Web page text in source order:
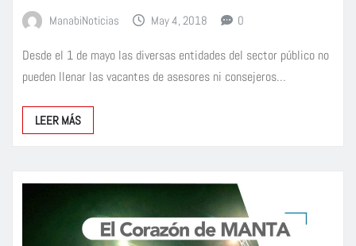
ManabiNoticias May 4, 2018 0
Desde el 1 de mayo las diversas entidades del sector público no
pueden llenar las vacantes de asesores ni consejeros…
LEER MÁS